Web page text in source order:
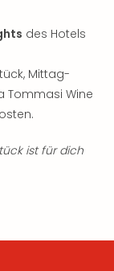
des Hotels
Mittag-
Tommasi Wine
ist für dich